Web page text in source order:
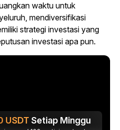
waktu untuk
mendiversifikasi
strategi investasi yang
investasi apa pun.
USDT Setiap Minggu